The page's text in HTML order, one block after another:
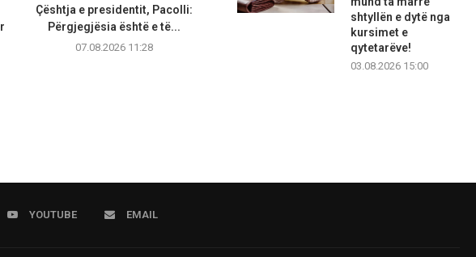
Çështja e presidentit, Pacolli:
Përgjegjësia është e të...
07.08.2026 11:28
GLPS bën thirrje për
konstituimin e Kuvendit
“VV ka
shtyllën e dytë nga
kursimet e
qytetarëve!
03.08.2026 15:00
YOUTUBE EMAIL